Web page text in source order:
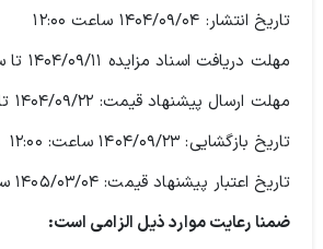
تاریخ انتشار: ۱۴۰۴/۰۹/۰۴ ساعت ۱۲:۰۰
مهلت دریافت اسناد مزایده ۱۴۰۴/۰۹/۱۱ تا ساعت ۱۸:۰۰
مهلت ارسال پیشنهاد قیمت: ۱۴۰۴/۰۹/۲۲ تا ساعت ۱۸:۰۰
تاریخ بازگشایی: ۱۴۰۴/۰۹/۲۳ ساعت: ۱۲:۰۰
تاریخ اعتبار پیشنهاد قیمت: ۱۴۰۵/۰۳/۰۴ ساعت: ۱۸:۰۰
ضمنا رعایت موارد ذیل الزامی است: